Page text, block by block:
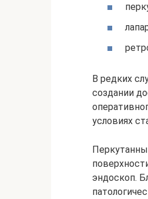
В редких
создании
условиях
эндоскоп.